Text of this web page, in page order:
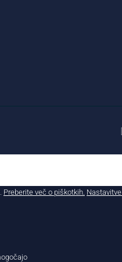
Preberite več o piškotkih. Nastavitve